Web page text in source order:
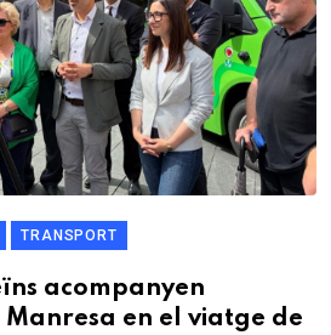
TRANSPORT
acompanyen
Manresa en el viatge de